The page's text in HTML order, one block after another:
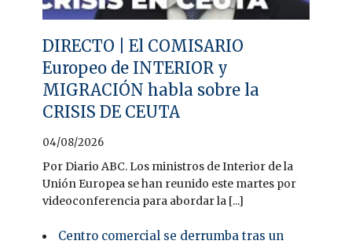
DIRECTO | El COMISARIO
Europeo de INTERIOR y
MIGRACIÓN habla sobre la
CRISIS DE CEUTA
04/08/2026
Por Diario ABC. Los ministros de Interior de la
Unión Europea se han reunido este martes por
videoconferencia para abordar la [...]
Centro comercial se derrumba tras un